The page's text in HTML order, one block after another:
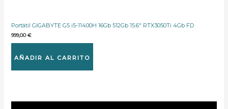
Portátil GIGABYTE G5 i5-11400H 16Gb 512Gb 15.6″ RTX3050Ti 4Gb FD
999,00€
AÑADIR AL CARRITO